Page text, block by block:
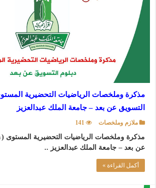
التسويق عن بعد – جامعة الملك عبدالعزيز
ملازم وملخصات 141
عن بعد – جامعة الملك عبدالعزيز ..
أكمل القراءة »